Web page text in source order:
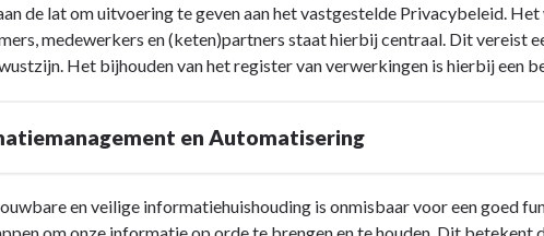
de lat om uitvoering te geven aan het vastgestelde Privacybeleid.
medewerkers en (keten)partners staat hierbij centraal. Dit vereist
Het bijhouden van het register van verwerkingen is hierbij een
en Automatisering
en veilige informatiehuishouding is onmisbaar voor een goed